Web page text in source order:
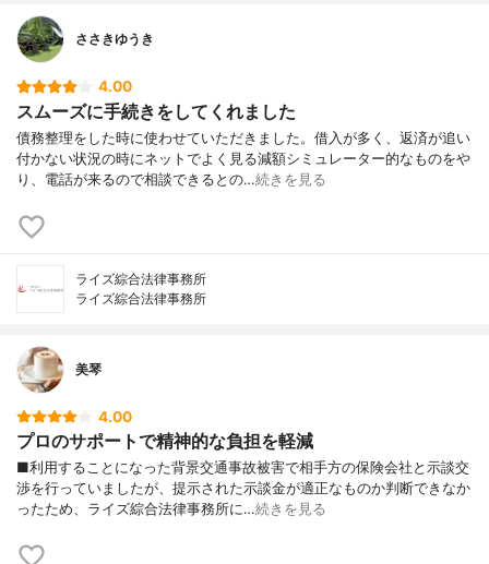
ささきゆうき
4.00
スムーズに手続きをしてくれました
債務整理をした時に使わせていただきました。借入が多く、返済が追い
付かない状況の時にネットでよく見る減額シミュレーター的なものをや
り、電話が来るので相談できるとの…続きを見る
ライズ綜合法律事務所
ライズ綜合法律事務所
美琴
4.00
プロのサポートで精神的な負担を軽減
■利用することになった背景交通事故被害で相手方の保険会社と示談交
渉を行っていましたが、提示された示談金が適正なものか判断できなか
ったため、ライズ綜合法律事務所に…続きを見る